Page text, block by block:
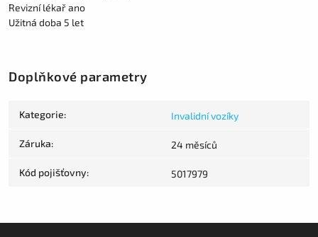
Revizní lékař ano
Užitná doba 5 let
Doplňkové parametry
Kategorie: Invalidní vozíky
Záruka: 24 měsíců
Kód pojišťovny: 5017979